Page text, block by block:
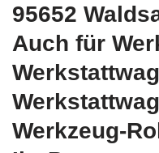
95652
Auch für
Werkzeug-